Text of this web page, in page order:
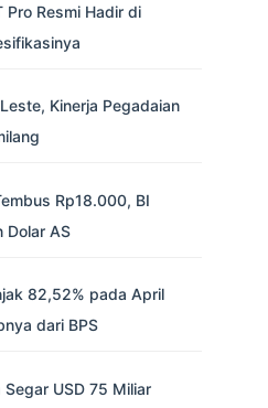
Pro Resmi Hadir di
Kinerja Pegadaian
Rp18.000, BI
Dolar AS
82,52% pada April
dari BPS
USD 75 Miliar